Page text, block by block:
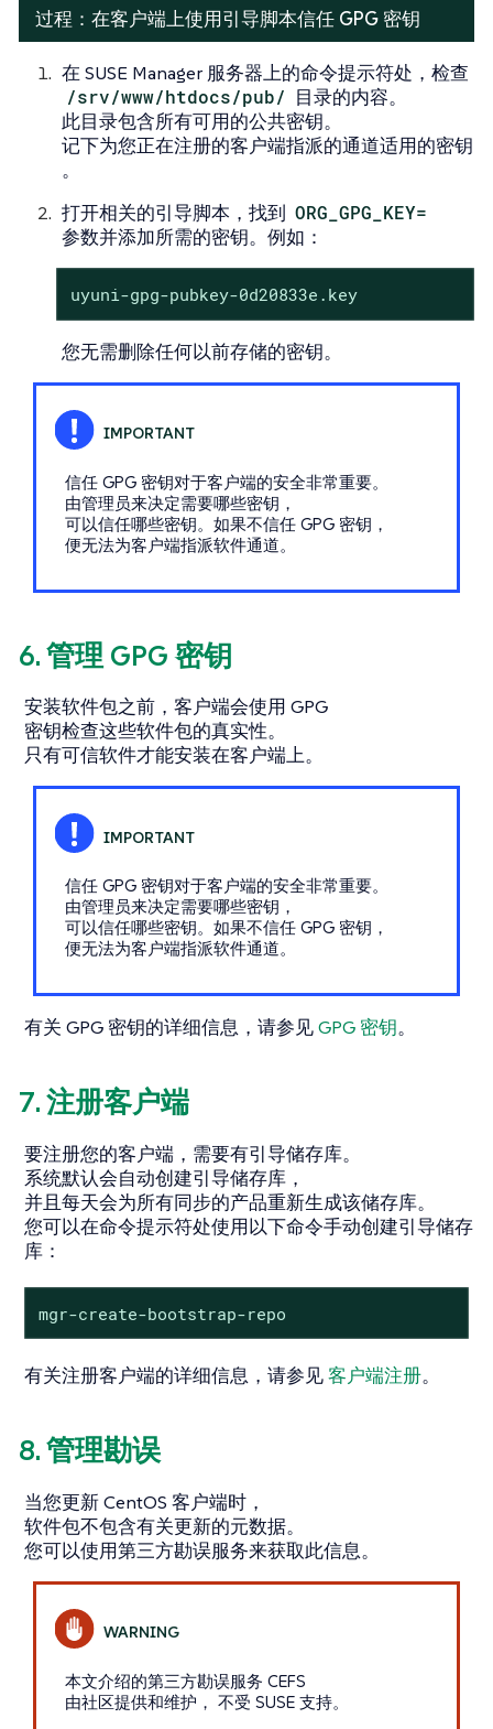
过程：在客户端上使用引导脚本信任 GPG 密钥
在 SUSE Manager 服务器上的命令提示符处，检查
/srv/www/htdocs/pub/ 目录的内容。
此目录包含所有可用的公共密钥。
记下为您正在注册的客户端指派的通道适用的密钥
。
打开相关的引导脚本，找到 ORG_GPG_KEY=
参数并添加所需的密钥。例如：
uyuni-gpg-pubkey-0d20833e.key
您无需删除任何以前存储的密钥。
信任 GPG 密钥对于客户端的安全非常重要。
由管理员来决定需要哪些密钥，
可以信任哪些密钥。如果不信任 GPG 密钥，
便无法为客户端指派软件通道。
6. 管理 GPG 密钥
安装软件包之前，客户端会使用 GPG
密钥检查这些软件包的真实性。
只有可信软件才能安装在客户端上。
信任 GPG 密钥对于客户端的安全非常重要。
由管理员来决定需要哪些密钥，
可以信任哪些密钥。如果不信任 GPG 密钥，
便无法为客户端指派软件通道。
有关 GPG 密钥的详细信息，请参见GPG 密钥。
7. 注册客户端
要注册您的客户端，需要有引导储存库。
系统默认会自动创建引导储存库，
并且每天会为所有同步的产品重新生成该储存库。
您可以在命令提示符处使用以下命令手动创建引导储存
库：
mgr-create-bootstrap-repo
有关注册客户端的详细信息，请参见客户端注册。
8. 管理勘误
当您更新 CentOS 客户端时，
软件包不包含有关更新的元数据。
您可以使用第三方勘误服务来获取此信息。
本文介绍的第三方勘误服务 CEFS
由社区提供和维护， 不受 SUSE 支持。